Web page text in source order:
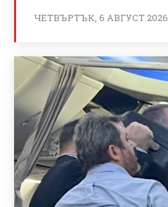
ЧЕТВЪРТЪК, 6 АВГУСТ 2026